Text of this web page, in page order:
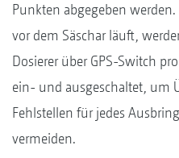
Punkten abgegeben
vor dem Säschar läuft,
Dosierer über GPS-Switch
ein- und ausgeschaltet, um
Fehlstellen für jedes
vermeiden.